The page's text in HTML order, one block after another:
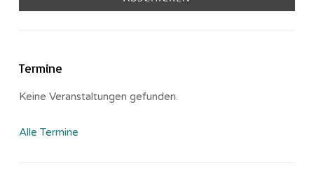
Termine
Keine Veranstaltungen gefunden.
Alle Termine